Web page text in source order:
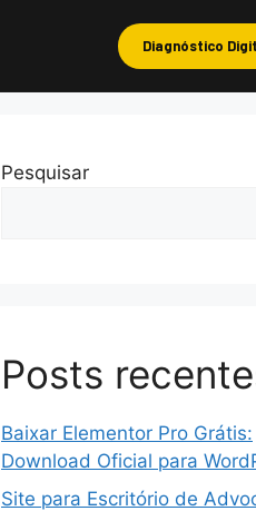
Diagnóstico
Pesquisar
Posts
Baixar Elementor Pro Grátis:
Download Oficial para
Site para Escritório de